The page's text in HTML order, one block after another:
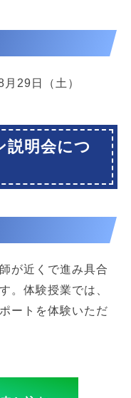
29日（土）
説明会につ
が近くで進み具合
。体験授業では、
ートを体験いただ